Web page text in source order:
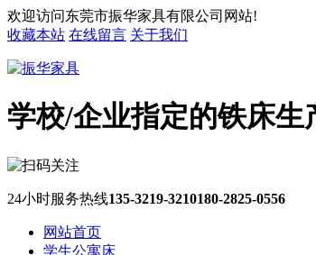
欢迎访问东莞市振华家具有限公司网站!
收藏本站 在线留言 关于我们
学校/企业指定的铁床生
24小时服务热线135-3219-3210180-2825-0556
网站首页
学生公寓床